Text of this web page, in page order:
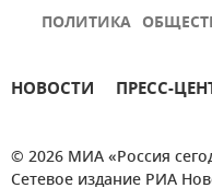
ПОЛИТИКА
НОВОСТИ ПРЕСС-
© 2026 МИА «Россия
Сетевое издание РИА